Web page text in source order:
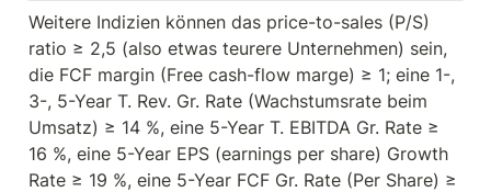
Weitere Indizien können das price-to-sales (P/S)
ratio ≥ 2,5 (also etwas teurere Unternehmen) sein,
die FCF margin (Free cash-flow marge) ≥ 1; eine 1-,
3-, 5-Year T. Rev. Gr. Rate (Wachstumsrate beim
Umsatz) ≥ 14 %, eine 5-Year T. EBITDA Gr. Rate ≥
16 %, eine 5-Year EPS (earnings per share) Growth
Rate ≥ 19 %, eine 5-Year FCF Gr. Rate (Per Share) ≥